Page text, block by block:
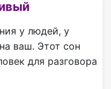
у людей, у
ваш. Этот сон
для разговора